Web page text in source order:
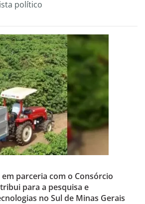
político
parceria com o Consórcio
para a pesquisa e
no Sul de Minas Gerais